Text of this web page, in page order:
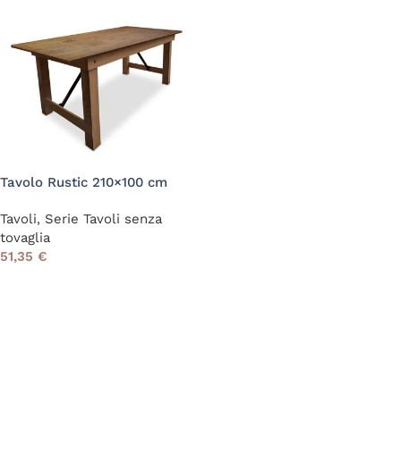
Tavolo Rustic 210×100 cm
Tavoli, Serie Tavoli senza
tovaglia
51,35 €